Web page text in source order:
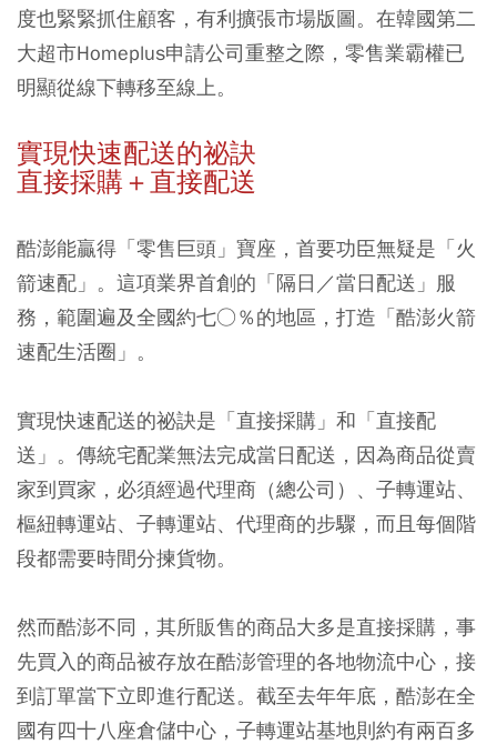
度也緊緊抓住顧客，有利擴張市場版圖。在韓國第二
大超市Homeplus申請公司重整之際，零售業霸權已
明顯從線下轉移至線上。
實現快速配送的祕訣
直接採購＋直接配送
酷澎能贏得「零售巨頭」寶座，首要功臣無疑是「火
箭速配」。這項業界首創的「隔日／當日配送」服
務，範圍遍及全國約七○％的地區，打造「酷澎火箭
速配生活圈」。
實現快速配送的祕訣是「直接採購」和「直接配
送」。傳統宅配業無法完成當日配送，因為商品從賣
家到買家，必須經過代理商（總公司）、子轉運站、
樞紐轉運站、子轉運站、代理商的步驟，而且每個階
段都需要時間分揀貨物。
然而酷澎不同，其所販售的商品大多是直接採購，事
先買入的商品被存放在酷澎管理的各地物流中心，接
到訂單當下立即進行配送。截至去年年底，酷澎在全
國有四十八座倉儲中心，子轉運站基地則約有兩百多